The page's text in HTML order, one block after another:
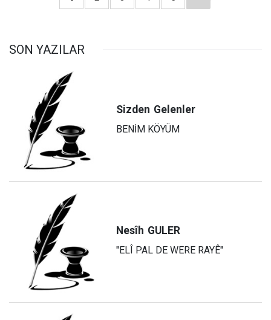
SON YAZILAR
Sizden Gelenler
BENİM KÖYÜM
Nesîh GULER
"ELÎ PAL DE WERE RAYÊ"